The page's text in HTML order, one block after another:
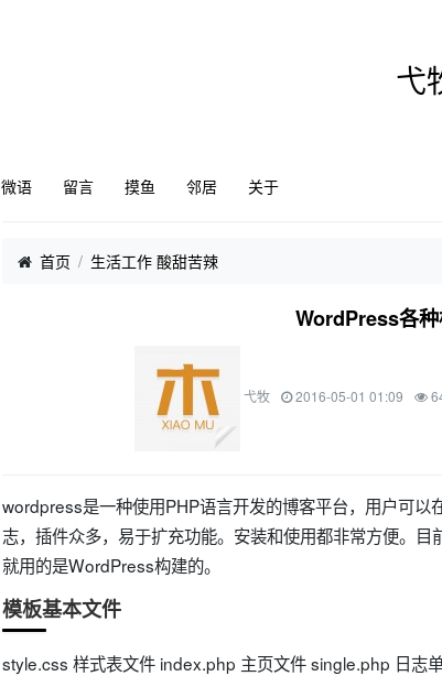
弋
微语 留言 摸鱼 邻居 关于
首页 生活工作 酸甜苦辣
WordPress各
弋牧 2016-05-01 01:09
wordpress是一种使用PHP语言开发的博客平台，用户可
志，插件众多，易于扩充功能。安装和使用都非常方便。
就用的是WordPress构建的。
模板基本文件
style.css 样式表文件 index.php 主页文件 single.php 日志